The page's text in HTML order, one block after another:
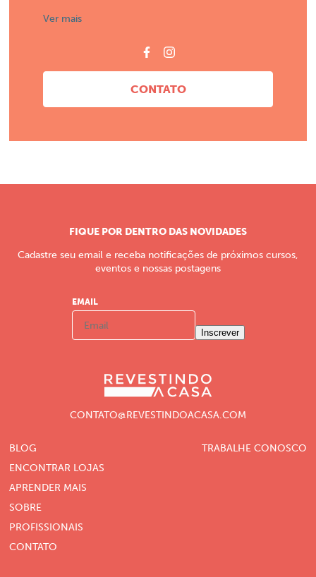
Ver mais
CONTATO
FIQUE POR DENTRO DAS NOVIDADES
Cadastre seu email e receba notificações de próximos cursos,
eventos e nossas postagens
EMAIL
Inscrever
CONTATO@REVESTINDOACASA.COM
BLOG
ENCONTRAR LOJAS
APRENDER MAIS
SOBRE
PROFISSIONAIS
CONTATO
TRABALHE CONOSCO